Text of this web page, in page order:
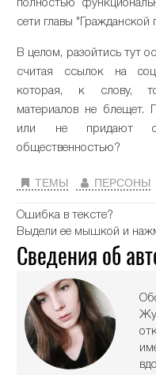
полностью
сети главы "Гражданской
В целом, разойтись тут
считая ссылок на
которая, к слову,
материалов не блещет.
или не придают
общественностью?
ТЕМЫ ПЕРСОНЫ
Ошибка в тексте?
Выдели ее мышкой и
Сведения об